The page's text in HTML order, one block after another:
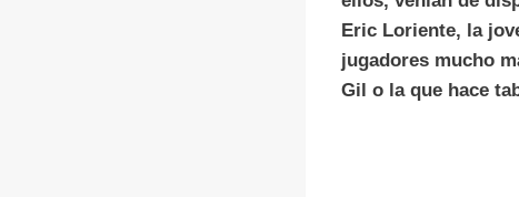
Eric Loriente, la
jugadores mucho
Gil o la que hace